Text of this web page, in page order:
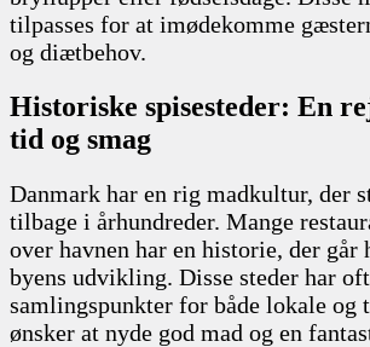
tilpasses for at imødekomme
og diætbehov.
Historiske spisesteder: En
tid og smag
Danmark har en rig madkultur, der
tilbage i århundreder. Mange
over havnen har en historie, der går
byens udvikling. Disse steder har
samlingspunkter for både lokale og
ønsker at nyde god mad og en